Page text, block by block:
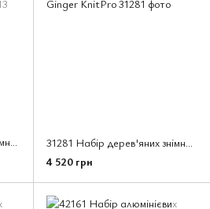
25613 Набір дерев'яних знімних спиць Deluxe Cubics Symfonie-Rose KnitPro
31281 Набір дерев'яних знімних спиць 31281 (Normal) Ginger KnitPro
4 520 грн